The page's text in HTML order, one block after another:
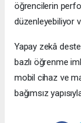
öğrencilerin
düzenleyebiliyor
Yapay zekâ
bazlı öğrenme
mobil cihaz ve
bağımsız